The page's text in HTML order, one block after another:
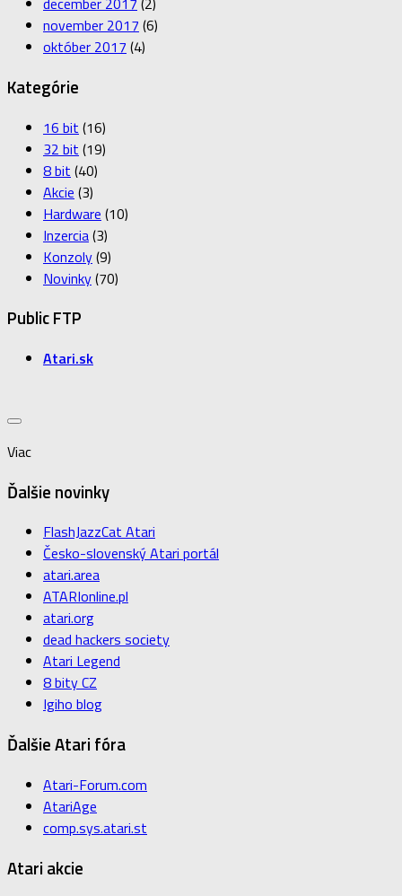
november 2017 (6)
október 2017 (4)
Kategórie
16 bit (16)
32 bit (19)
8 bit (40)
Akcie (3)
Hardware (10)
Inzercia(3)
Konzoly(9)
Novinky(70)
Public FTP
Atari.sk
Viac
Ďalšie novinky
FlashJazzCat Atari
Česko-slovenský Atari portál
atari.area
ATARIonline.pl
atari.org
dead hackers society
Atari Legend
8 bity CZ
Igiho blog
Ďalšie Atari fóra
Atari-Forum.com
AtariAge
comp.sys.atari.st
Atari akcie